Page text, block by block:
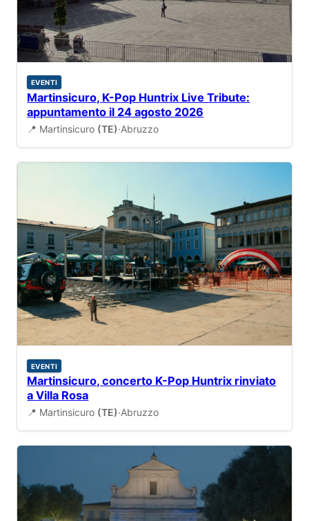
EVENTI
Martinsicuro, K-Pop Huntrix Live Tribute:
appuntamento il 24 agosto 2026
📍 Martinsicuro (TE)·Abruzzo
EVENTI
Martinsicuro, concerto K-Pop Huntrix rinviato
a Villa Rosa
📍 Martinsicuro (TE)·Abruzzo